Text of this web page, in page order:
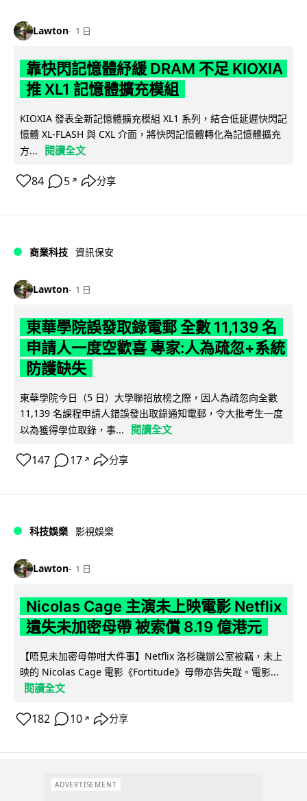
Lawton 1 日
靠快閃記憶體紓緩 DRAM 不足 KIOXIA
推 XL1 記憶體擴充模組
KIOXIA 發表全新記憶體擴充模組 XL1 系列，結合低延遲快閃記
憶體 XL-FLASH 與 CXL 介面，將快閃記憶體轉化為記憶體擴充
方...
閱讀全文
84 5 ↗ 分享
商業科技 資訊保安
Lawton 1 日
東華學院誤發取錄電郵 全數 11,139 名
申請人一度空歡喜 專家:人為疏忽+系統
防護缺失
東華學院今日（5 日）大學聯招放榜之際，因人為疏忽向全數
11,139 名課程申請人錯誤發出取錄通知電郵，令大批考生一度
以為獲得學位取錄，事...
閱讀全文
147 17 ↗ 分享
科技娛樂 影視娛樂
Lawton 1 日
Nicolas Cage 主演未上映電影 Netflix
遺失未加密母帶 被索償 8.19 億港元
【唔見未加密母帶咁大件事】Netflix 洛杉磯辦公室被竊，未上
映的 Nicolas Cage 電影《Fortitude》母帶亦告失蹤。電影...
閱讀全文
182 10 ↗ 分享
ADVERTISEMENT